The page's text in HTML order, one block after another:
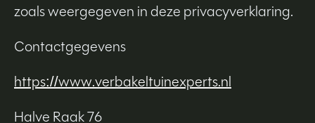
zoals weergegeven in deze privacyverklaring.
Contactgegevens
https://www.verbakeltuinexperts.nl
Halve Raak 76